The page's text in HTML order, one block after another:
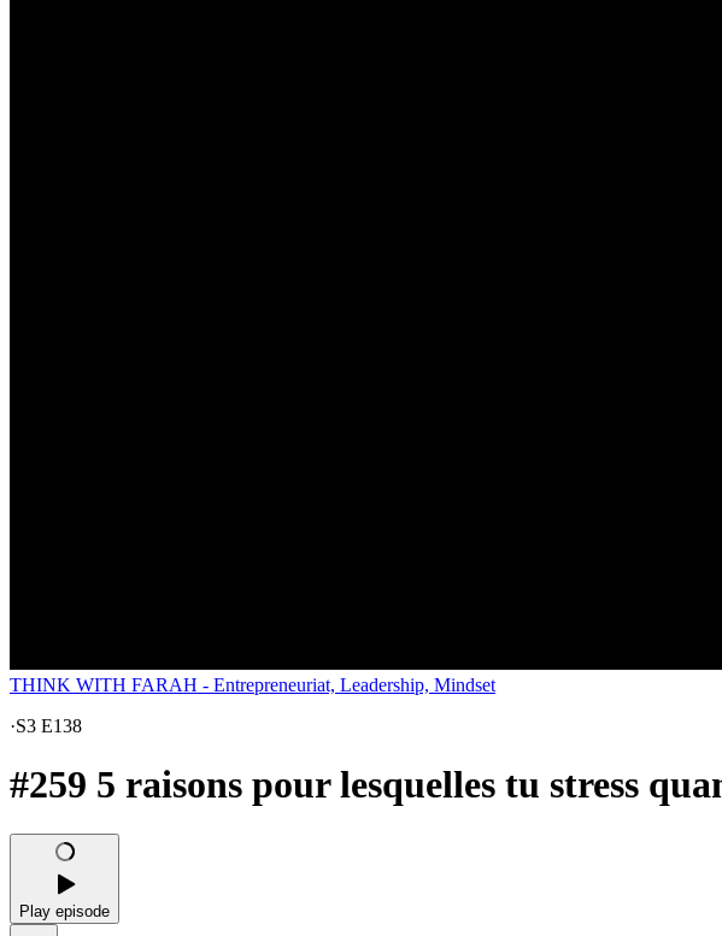
THINK WITH FARAH - Entrepreneuriat, Leadership, Mindset
·S3 E138
#259 5 raisons pour lesquelles tu stress
Play episode